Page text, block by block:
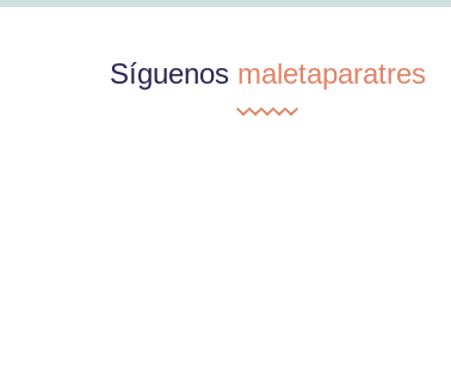
Síguenos maletaparatres